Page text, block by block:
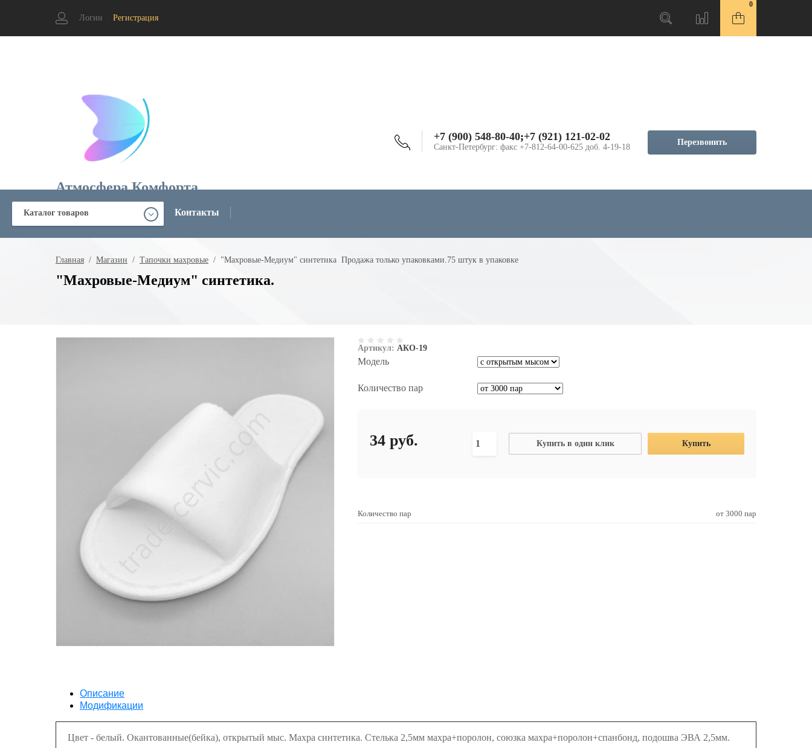
Логин Регистрация
0
Атмосфера Комфорта
+7 (900) 548-80-40;+7 (921) 121-02-02
Санкт-Петербург: факс +7-812-64-00-625 доб. 4-19-18
Перезвонить
Главная
  /
Магазин
  /
Тапочки махровые
  /  "Махровые-Медиум" синтетика  Продажа только упаковками.75 штук в упаковке
"Махровые-Медиум" синтетика.
Каталог товаров Контакты
Артикул: АКО-19
Модель
Количество пар
34 руб. Купить в один клик Купить
Количество пар от 3000 пар
Описание
Модификации
Цвет - белый. Окантованные(бейка), открытый мыс. Махра синтетика. Стелька 2,5мм махра+поролон, союзка махра+поролон+спанбонд, подошва ЭВА 2,5мм.